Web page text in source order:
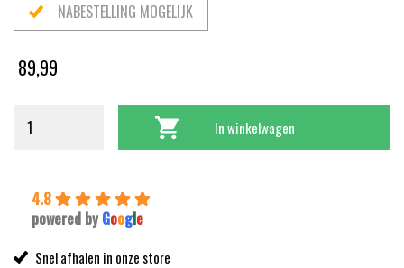
NABESTELLING MOGELIJK
89,99
In winkelwagen
4.8
powered by Google
Snel afhalen in onze store